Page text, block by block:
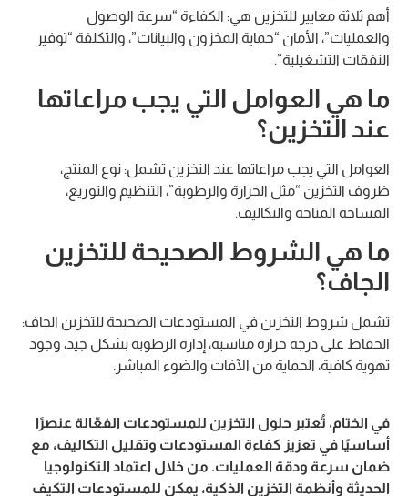
أهم ثلاثة معايير للتخزين هي: الكفاءة “سرعة الوصول
والعمليات”، الأمان “حماية المخزون والبيانات”، والتكلفة “توفير
النفقات التشغيلية”.
ما هي العوامل التي يجب مراعاتها
عند التخزين؟
العوامل التي يجب مراعاتها عند التخزين تشمل: نوع المنتج،
ظروف التخزين “مثل الحرارة والرطوبة”، التنظيم والتوزيع،
المساحة المتاحة والتكاليف.
ما هي الشروط الصحيحة للتخزين
الجاف؟
تشمل شروط التخزين في المستودعات الصحيحة للتخزين الجاف:
الحفاظ على درجة حرارة مناسبة، إدارة الرطوبة بشكل جيد، وجود
تهوية كافية، الحماية من الآفات والضوء المباشر.
في الختام، تُعتبر حلول التخزين للمستودعات الفعّالة عنصرًا
أساسيًا في تعزيز كفاءة المستودعات وتقليل التكاليف، مع
ضمان سرعة ودقة العمليات. من خلال اعتماد التكنولوجيا
الحديثة وأنظمة التخزين الذكية، يمكن للمستودعات التكيف